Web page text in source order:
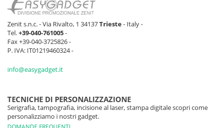
Zenit s.n.c. - Via Rivalto, 1 34137Trieste- Italy -
Tel.+39-040-761005-
Fax +39-040-3725826 -
P. IVA: IT01219460324 -
info@easygadget.it
TECNICHE DI PERSONALIZZAZIONE
Serigrafia, tampografia, incisione al laser, stampa digitale scopri come
personalizziamo i nostri gadget.